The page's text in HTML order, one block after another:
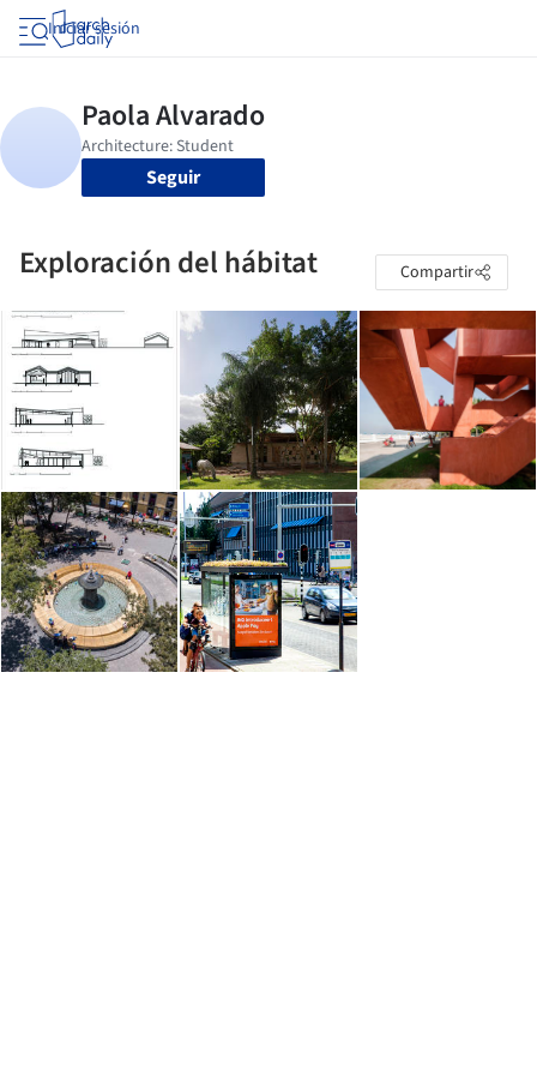
Iniciar sesión
Seguir
Exploración del hábitat Compartir